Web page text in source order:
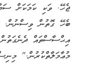
ޖެހޭ. ވަކި ކަމަކަށް
ބެހޭ ގޮތުން ވިސްނުން.
އިޙްސާސްތައް
މުޢާމަލާތްކުރުން."